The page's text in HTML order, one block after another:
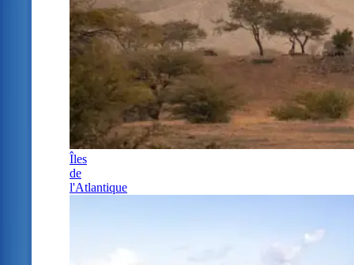
Îles
de
l'Atlantique